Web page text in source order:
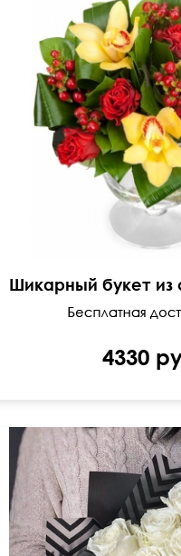
50 см
Шикарный букет из
4330